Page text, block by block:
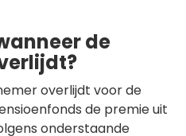
de
overlijdt voor de
de premie uit
onderstaande